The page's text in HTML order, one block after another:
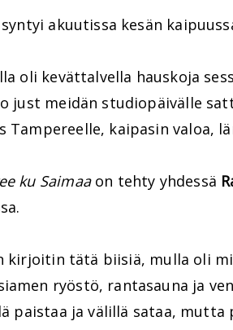
akuutissa kesän
oli kevättalvella hauskoja
just meidän studiopäivälle
Tampereelle, kaipasin valoa,
ku Saimaaon tehty yhdessä
kirjoitin tätä biisiä, mulla oli
ryöstö, rantasauna ja
paistaa ja välillä sataa, mutta